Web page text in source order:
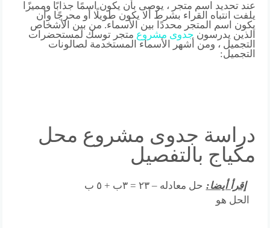
عند تحديد اسم متجر ، يوصى بأن يكون اسمًا جذابًا ومميزًا
يلفت انتباه القراء بشرط ألا يكون طويلًا أو محرجًا وأن
يكون اسم المتجر محددًا بين الأسماء. من بين الأشخاص
الذين يدرسون جدوى مشروع متجر توسك لمستحضرات
التجميل ، ومن أشهر الأسماء المستخدمة لصالونات
التجميل:
دراسة جدوى مشروع محل
مكياج بالتفصيل
إقرأ أيضا:
حل معادله – ٢٣ = ٣ب + ٥ ب
الحل هو